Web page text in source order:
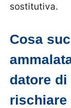
sostitutiva.
Cosa
datore
rischiare